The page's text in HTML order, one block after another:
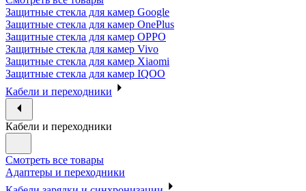
Защитные стекла для камер Google
Защитные стекла для камер OnePlus
Защитные стекла для камер OPPO
Защитные стекла для камер Vivo
Защитные стекла для камер Xiaomi
Защитные стекла для камер IQOO
Кабели и переходники
Кабели и переходники
Смотреть все товары
Адаптеры и переходники